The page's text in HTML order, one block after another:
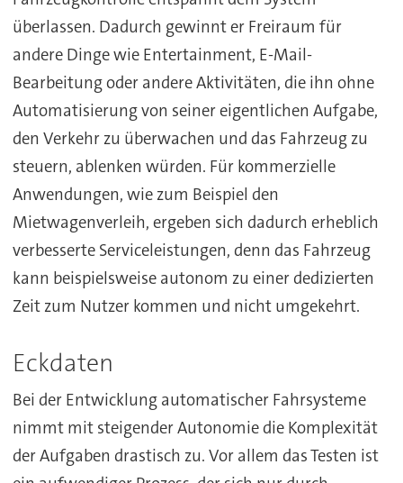
überlassen. Dadurch gewinnt er Freiraum für
andere Dinge wie Entertainment, E-Mail-
Bearbeitung oder andere Aktivitäten, die ihn ohne
Automatisierung von seiner eigentlichen Aufgabe,
den Verkehr zu überwachen und das Fahrzeug zu
steuern, ablenken würden. Für kommerzielle
Anwendungen, wie zum Beispiel den
Mietwagenverleih, ergeben sich dadurch erheblich
verbesserte Serviceleistungen, denn das Fahrzeug
kann beispielsweise autonom zu einer dedizierten
Zeit zum Nutzer kommen und nicht umgekehrt.
Eckdaten
Bei der Entwicklung automatischer Fahrsysteme
nimmt mit steigender Autonomie die Komplexität
der Aufgaben drastisch zu. Vor allem das Testen ist